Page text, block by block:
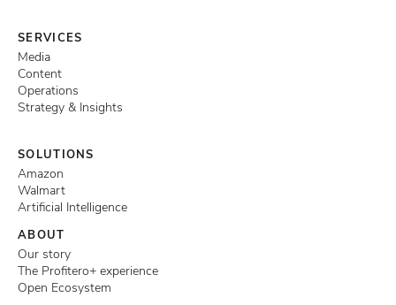
SERVICES
Media
Content
Operations
Strategy & Insights
SOLUTIONS
Amazon
Walmart
Artificial Intelligence
ABOUT
Our story
The Profitero+ experience
Open Ecosystem